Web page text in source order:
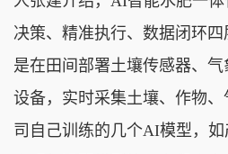
决策、精准执行、数据闭环
是在田间部署土壤传感器、
设备，实时采集土壤、作物
司自己训练的几个AI模型，如